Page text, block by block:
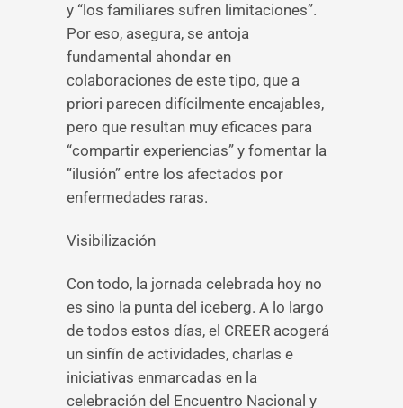
y “los familiares sufren limitaciones”.
Por eso, asegura, se antoja
fundamental ahondar en
colaboraciones de este tipo, que a
priori parecen difícilmente encajables,
pero que resultan muy eficaces para
“compartir experiencias” y fomentar la
“ilusión” entre los afectados por
enfermedades raras.
Visibilización
Con todo, la jornada celebrada hoy no
es sino la punta del iceberg. A lo largo
de todos estos días, el CREER acogerá
un sinfín de actividades, charlas e
iniciativas enmarcadas en la
celebración del Encuentro Nacional y